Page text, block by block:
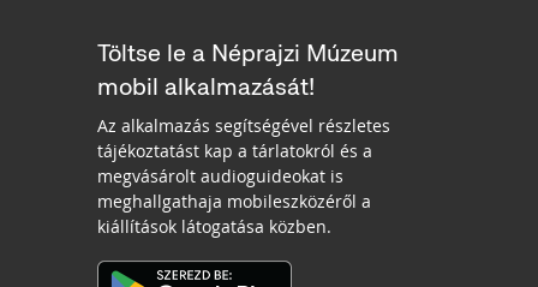
Töltse le a Néprajzi Múzeum
mobil alkalmazását!
Az alkalmazás segítségével részletes
tájékoztatást kap a tárlatokról és a
megvásárolt audioguideokat is
meghallgathaja mobileszközéről a
kiállítások látogatása közben.